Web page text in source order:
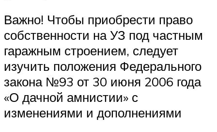
Важно! Чтобы приобрести право
собственности на УЗ под частным
гаражным строением, следует
изучить положения Федерального
закона №93 от 30 июня 2006 года
«О дачной амнистии» с
изменениями и дополнениями